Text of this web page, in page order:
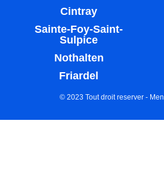
Cintray
Sainte-Foy-Saint-
Sulpice
Nothalten
Friardel
© 2023 Tout droit reserver -